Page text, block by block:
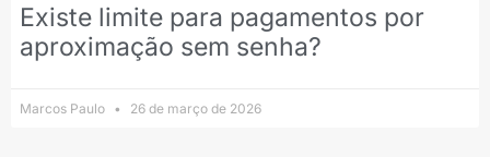
Existe limite para pagamentos por
aproximação sem senha?
Marcos Paulo 26 de março de 2026